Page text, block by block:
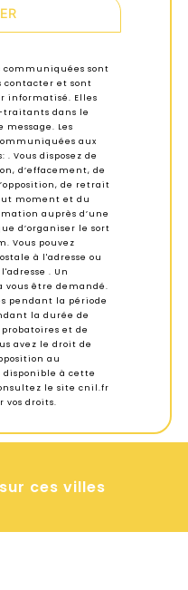
communiquées sont
contacter et sont
informatisé. Elles
traitants dans le
Les
aux
Vous disposez de
d’effacement, de
de retrait
moment et du
auprès d’une
d’organiser le sort
Vous pouvez
à l'adresse ou
. Un
être demandé.
pendant la période
la durée de
et de
avez le droit de
au
à cette
le site cnil.fr
vos droits.
ces villes